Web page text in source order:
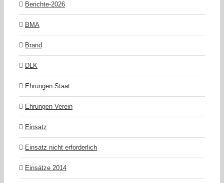
Berichte-2026
BMA
Brand
DLK
Ehrungen Staat
Ehrungen Verein
Einsatz
Einsatz nicht erforderlich
Einsätze 2014